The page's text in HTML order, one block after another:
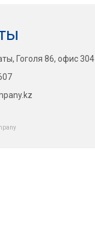
Гоголя 86, офис 304